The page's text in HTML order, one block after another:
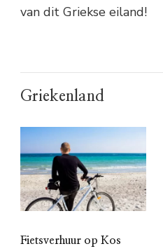
van dit Griekse eiland!
Griekenland
Fietsverhuur op Kos